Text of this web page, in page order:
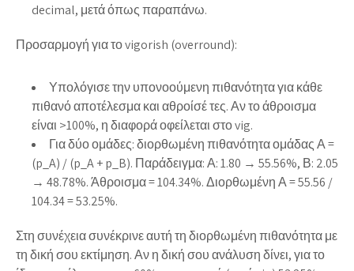
decimal, μετά όπως παραπάνω.
Προσαρμογή για το vigorish (overround):
Υπολόγισε την υπονοούμενη πιθανότητα για κάθε
πιθανό αποτέλεσμα και αθροίσέ τες. Αν το άθροισμα
είναι >100%, η διαφορά οφείλεται στο vig.
Για δύο ομάδες: διορθωμένη πιθανότητα ομάδας Α =
(p_A) / (p_A + p_B). Παράδειγμα: Α: 1.80 → 55.56%, Β: 2.05
→ 48.78%. Άθροισμα = 104.34%. Διορθωμένη Α = 55.56 /
104.34 = 53.25%.
Στη συνέχεια συνέκρινε αυτή τη διορθωμένη πιθανότητα με
τη δική σου εκτίμηση. Αν η δική σου ανάλυση δίνει, για το